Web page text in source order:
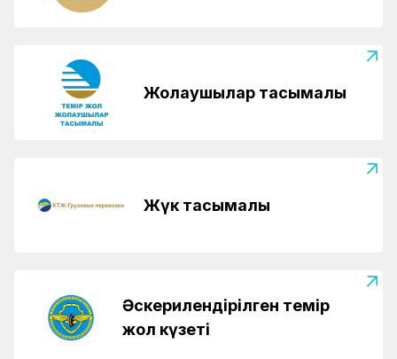
Жолаушылар тасымалы
Жүк тасымалы
Әскерилендірілген темір
жол күзеті